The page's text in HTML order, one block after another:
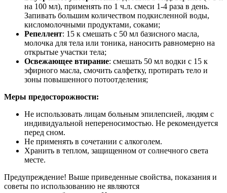
на 100 мл), применять по 1 ч.л. смеси 1-4 раза в день.
Запивать большим количеством подкисленной воды,
кисломолочными продуктами, соками;
Репеллент: 15 к смешать с 50 мл базисного масла,
молочка для тела или тоника, наносить равномерно на
открытые участки тела;
Освежающее втирание: смешать 50 мл водки с 15 к
эфирного масла, смочить салфетку, протирать тело и
зоны повышенного потоотделения;
Меры предосторожности:
Не использовать лицам больным эпилепсией, людям с
индивидуальной непереносимостью. Не рекомендуется
перед сном.
Не применять в сочетании с алкоголем.
Хранить в теплом, защищенном от солнечного света
месте.
Предупреждение! Выше приведенные свойства, показания и
советы по использованию не являются